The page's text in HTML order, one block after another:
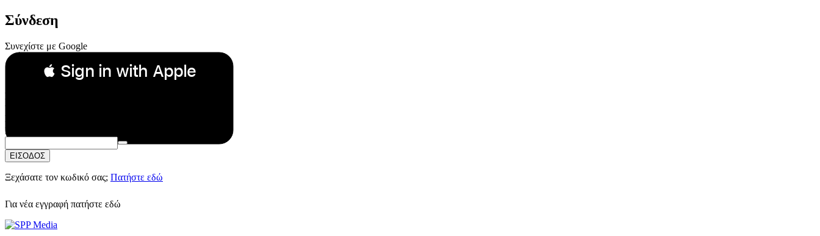
Σύνδεση
Συνεχίστε με Google
 Sign in with Apple
Συνεχίστε με Apple
ή
Email:
Κωδικός Πρόσβασης:
ΕΙΣΟΔΟΣ
Ξεχάσατε τον κωδικό σας; Πατήστε εδώ
Για νέα εγγραφή πατήστε εδώ